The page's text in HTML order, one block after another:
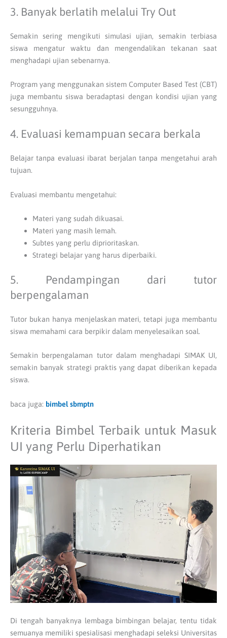
3. Banyak berlatih melalui Try Out
Semakin sering mengikuti simulasi ujian, semakin terbiasa
siswa mengatur waktu dan mengendalikan tekanan saat
menghadapi ujian sebenarnya.
Program yang menggunakan sistem Computer Based Test (CBT)
juga membantu siswa beradaptasi dengan kondisi ujian yang
sesungguhnya.
4. Evaluasi kemampuan secara berkala
Belajar tanpa evaluasi ibarat berjalan tanpa mengetahui arah
tujuan.
Evaluasi membantu mengetahui:
Materi yang sudah dikuasai.
Materi yang masih lemah.
Subtes yang perlu diprioritaskan.
Strategi belajar yang harus diperbaiki.
5. Pendampingan dari tutor
berpengalaman
Tutor bukan hanya menjelaskan materi, tetapi juga membantu
siswa memahami cara berpikir dalam menyelesaikan soal.
Semakin berpengalaman tutor dalam menghadapi SIMAK UI,
semakin banyak strategi praktis yang dapat diberikan kepada
siswa.
baca juga: bimbel sbmptn
Kriteria Bimbel Terbaik untuk Masuk
UI yang Perlu Diperhatikan
Di tengah banyaknya lembaga bimbingan belajar, tentu tidak
semuanya memiliki spesialisasi menghadapi seleksi Universitas